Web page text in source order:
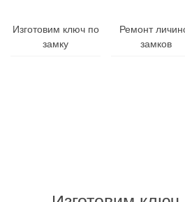
Изготовим ключ по
замку
Ремонт
замков